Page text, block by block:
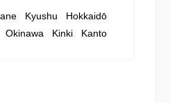
Kyushu
Hokkaidō
Okinawa Kinki Kanto